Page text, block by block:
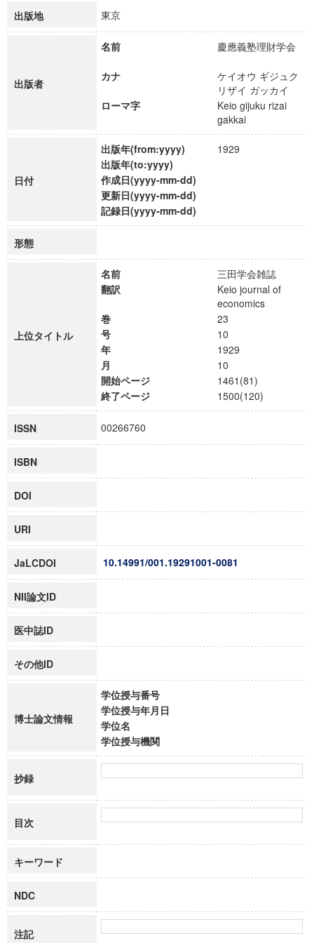
出版地 東京
出版者
名前 慶應義塾理財学会
カナ
ケイオウ ギジュク
リザイ ガッカイ
ローマ字
Keio gijuku rizai
gakkai
日付
出版年(from:yyyy)
1929
出版年(to:yyyy)
作成日(yyyy-mm-dd)
更新日(yyyy-mm-dd)
記録日(yyyy-mm-dd)
形態
上位タイトル
名前
三田学会雑誌
翻訳
Keio journal of
economics
巻
23
号
10
年
1929
月
10
開始ページ
1461(81)
終了ページ
1500(120)
ISSN 00266760
ISBN
DOI
URI
JaLCDOI 10.14991/001.19291001-0081
NII論文ID
医中誌ID
その他ID
博士論文情報
学位授与番号
学位授与年月日
学位名
学位授与機関
抄録
目次
キーワード
NDC
注記